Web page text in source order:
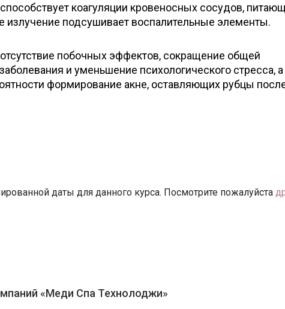
коагуляции кровеносных сосудов,
излучение подсушивает воспалительные элементы.
побочных эффектов, сокращение общей
и уменьшение психологического стресса, а
формирование акне, оставляющих рубцы
даты для данного курса. Посмотрите пожалуйста
«Меди Спа Технолоджи»